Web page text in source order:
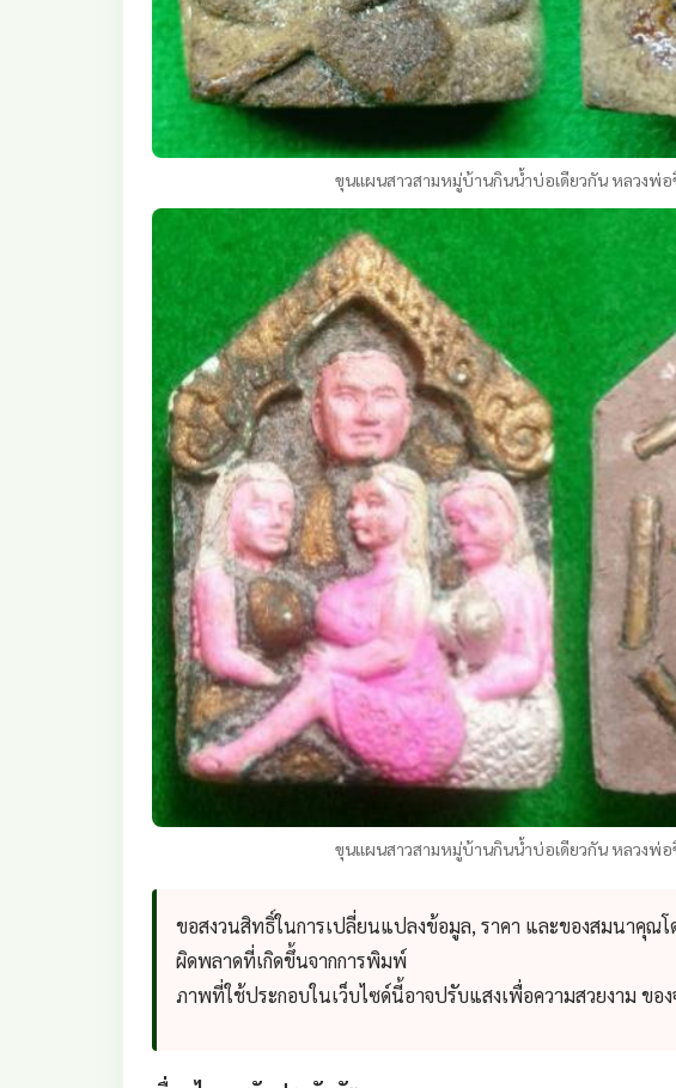
ขุนแผนสาวสามหมู่บ้านกินน้ำบ่อเดียวกัน หลวงพ่อ
ขุนแผนสาวสามหมู่บ้านกินน้ำบ่อเดียวกัน หลวงพ่อ
ขอสงวนสิทธิ์ในการเปลี่ยนแปลงข้อมูล, ราคา และของสมนาคุณ
ผิดพลาดที่เกิดขึ้นจากการพิมพ์
ภาพที่ใช้ประกอบในเว็บไซด์นี้อาจปรับแสงเพื่อความสวยงาม ของ